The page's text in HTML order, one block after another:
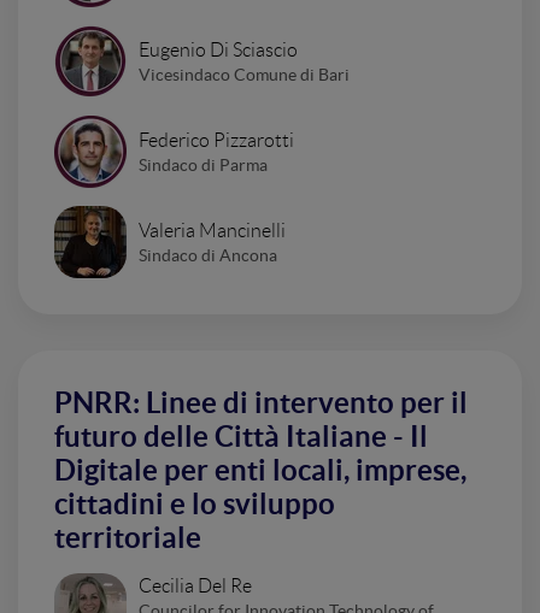
Eugenio Di Sciascio
Vicesindaco Comune di Bari
Federico Pizzarotti
Sindaco di Parma
Valeria Mancinelli
Sindaco di Ancona
PNRR: Linee di intervento per il
futuro delle Città Italiane - Il
Digitale per enti locali, imprese,
cittadini e lo sviluppo
territoriale
Cecilia Del Re